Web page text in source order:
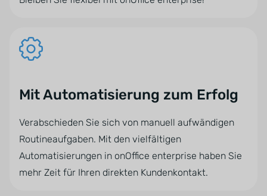
Mit Automatisierung zum Erfolg
Verabschieden Sie sich von manuell aufwändigen
Routineaufgaben. Mit den vielfältigen
Automatisierungen in onOffice enterprise haben Sie
mehr Zeit für Ihren direkten Kundenkontakt.